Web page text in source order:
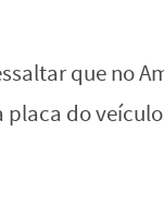
que no
do